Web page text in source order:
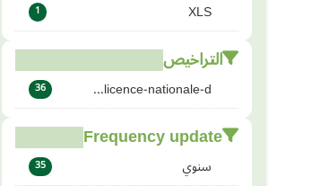
XLS
1
التراخيص
licence-nationale-d...
36
Frequency update
سنوي 35